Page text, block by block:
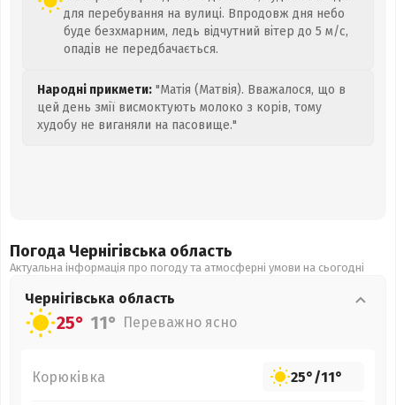
для перебування на вулиці. Впродовж дня небо
буде безхмарним, ледь відчутний вітер до 5 м/с,
опадів не передбачається.
Народні прикмети: "Матія (Матвія). Вважалося, що в
цей день змії висмоктують молоко з корів, тому
худобу не виганяли на пасовище."
Погода Чернігівська область
Актуальна інформація про погоду та атмосферні умови на сьогодні
Чернігівська область
25° 11° Переважно ясно
Корюківка 25°/11°